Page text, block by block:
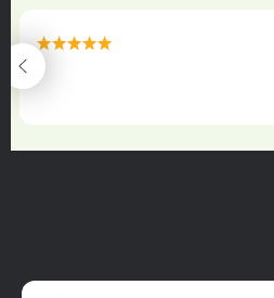
maximální spokojenost
22.06.2025